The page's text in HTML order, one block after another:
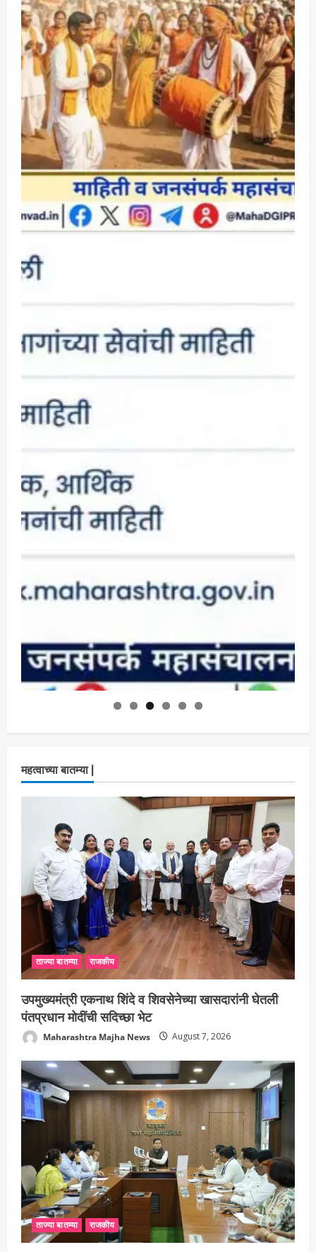
महत्वाच्या बातम्या |
ताज्या बातम्या राजकीय
उपमुख्यमंत्री एकनाथ शिंदे व शिवसेनेच्या खासदारांनी घेतली
पंतप्रधान मोदींची सदिच्छा भेट
Maharashtra Majha News August 7, 2026
ताज्या बातम्या राजकीय